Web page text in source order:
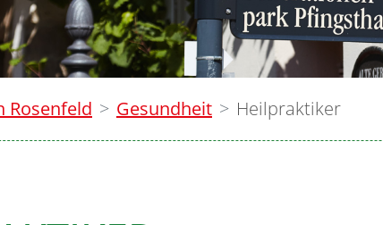
Rosenfeld Gesundheit Heilpraktiker